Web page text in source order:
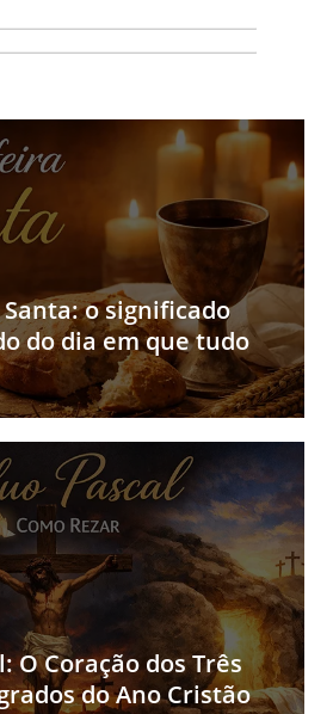
o significado
do dia em que tudo
O Coração dos Três
do Ano Cristão